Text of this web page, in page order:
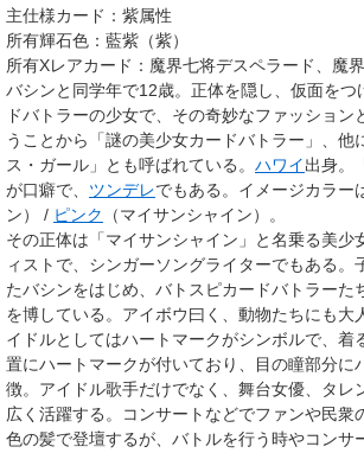
主仕様カード：紫属性
所有輝石色 ： 藍紫（紫）
所有Xレアカード ： 魔界七将デスペラード、 魔
バシンと同学年で12歳。正体を隠し、仮面をつ
ドバトラーの少女で、その奇妙なファッション
うことから「謎の美少女カードバトラー」、他
ス・ガール」とも呼ばれている。 ハワイ出身。
が口癖で、 ツンデレでもある。イメージカラー
ン） / ピンク
（マイサンシャイン）。
その正体は「マイサンシャイン」と名乗る美少
ィストで、シンガーソングライターでもある。
たバシンをはじめ、バトスピカードバトラーた
を博している。アイボウ曰く、動物たちにも大
イドルとしてはハートマークがシンボルで、着
置にハートマークが付いており、目の瞳部分に
徴。アイドル歌手だけでなく、舞台女優、タレ
広く活躍する。コンサートなどでファンや民衆
色の髪で登壇するが、バトルを行う時やコンサ